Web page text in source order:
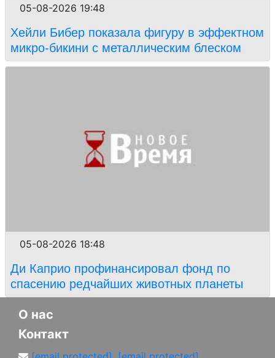
05-08-2026 19:48
Хейли Бибер показала фигуру в эффектном
микро-бикини с металлическим блеском
05-08-2026 18:48
Ди Каприо профинансировал фонд по
спасению редчайших животных планеты
О нас
Контакт